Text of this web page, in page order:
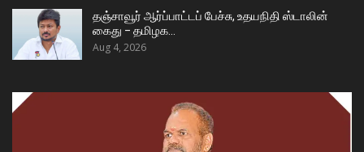
தஞ்சாவூர் ஆர்ப்பாட்டப் பேச்சு, உதயநிதி ஸ்டாலின்
கைது – தமிழக…
Aug 4, 2026